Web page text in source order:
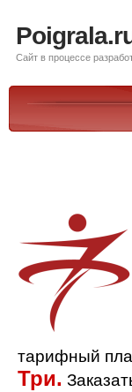
Сайт в процессе
тарифный
Три.